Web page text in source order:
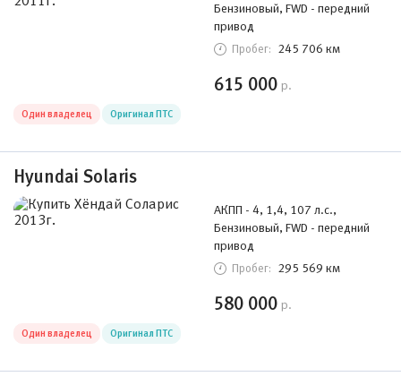
Бензиновый, FWD - передний
привод
Пробег: 245 706 км
615 000 р.
Один владелец Оригинал ПТС
Hyundai Solaris
АКПП - 4, 1,4, 107 л.с.,
Бензиновый, FWD - передний
привод
Пробег: 295 569 км
580 000 р.
Один владелец Оригинал ПТС